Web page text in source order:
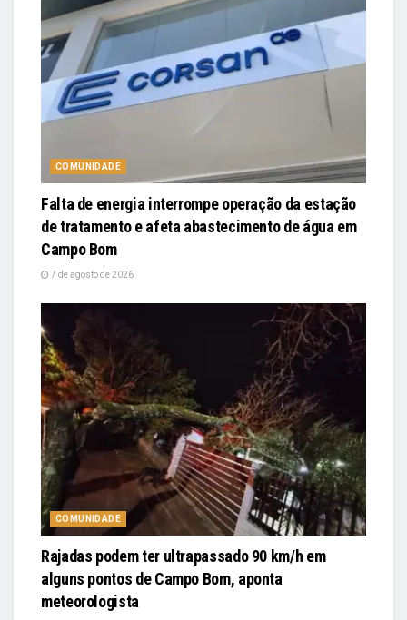
COMUNIDADE
Falta de energia interrompe operação da estação
de tratamento e afeta abastecimento de água em
Campo Bom
7 de agosto de 2026
COMUNIDADE
Rajadas podem ter ultrapassado 90 km/h em
alguns pontos de Campo Bom, aponta
meteorologista